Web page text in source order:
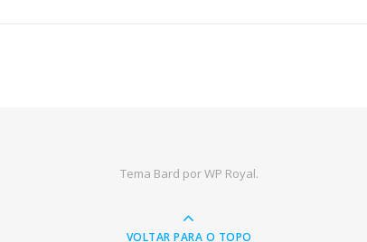
Tema Bard porWP Royal.
VOLTAR PARA O TOPO